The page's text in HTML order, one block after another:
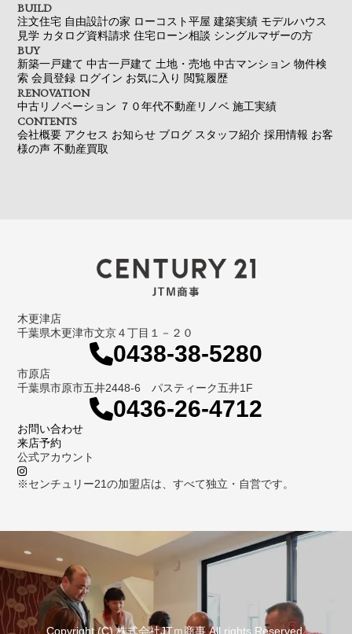
BUILD
注文住宅 自由設計の家 ローコスト平屋 建築実績 モデルハウス
見学 カタログ資料請求 住宅ローン相談 シングルマザーの方
BUY
新築一戸建て 中古一戸建て 土地・売地 中古マンション 物件検
索 会員登録 ログイン お気に入り 閲覧履歴
RENOVATION
中古リノベーション ７０年代不動産リノベ 施工実績
CONTENTS
会社概要 アクセス お知らせ ブログ スタッフ紹介 採用情報 お客
様の声 不動産買取
木更津店
千葉県木更津市文京４丁目１－２０
0438-38-5280
市原店
千葉県市原市五井2448-6 パスティーク五井1F
0436-26-4712
お問い合わせ
来店予約
公式アカウント
※センチュリー21の加盟店は、すべて独立・自営です。
Copyright (C) 株式会社JTｍ商事 All rights Reserved.